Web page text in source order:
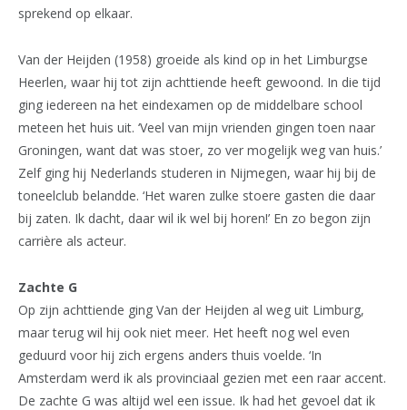
sprekend op elkaar.
Van der Heijden (1958) groeide als kind op in het Limburgse
Heerlen, waar hij tot zijn achttiende heeft gewoond. In die tijd
ging iedereen na het eindexamen op de middelbare school
meteen het huis uit. ‘Veel van mijn vrienden gingen toen naar
Groningen, want dat was stoer, zo ver mogelijk weg van huis.’
Zelf ging hij Nederlands studeren in Nijmegen, waar hij bij de
toneelclub belandde. ‘Het waren zulke stoere gasten die daar
bij zaten. Ik dacht, daar wil ik wel bij horen!’ En zo begon zijn
carrière als acteur.
Zachte G
Op zijn achttiende ging Van der Heijden al weg uit Limburg,
maar terug wil hij ook niet meer. Het heeft nog wel even
geduurd voor hij zich ergens anders thuis voelde. ‘In
Amsterdam werd ik als provinciaal gezien met een raar accent.
De zachte G was altijd wel een issue. Ik had het gevoel dat ik